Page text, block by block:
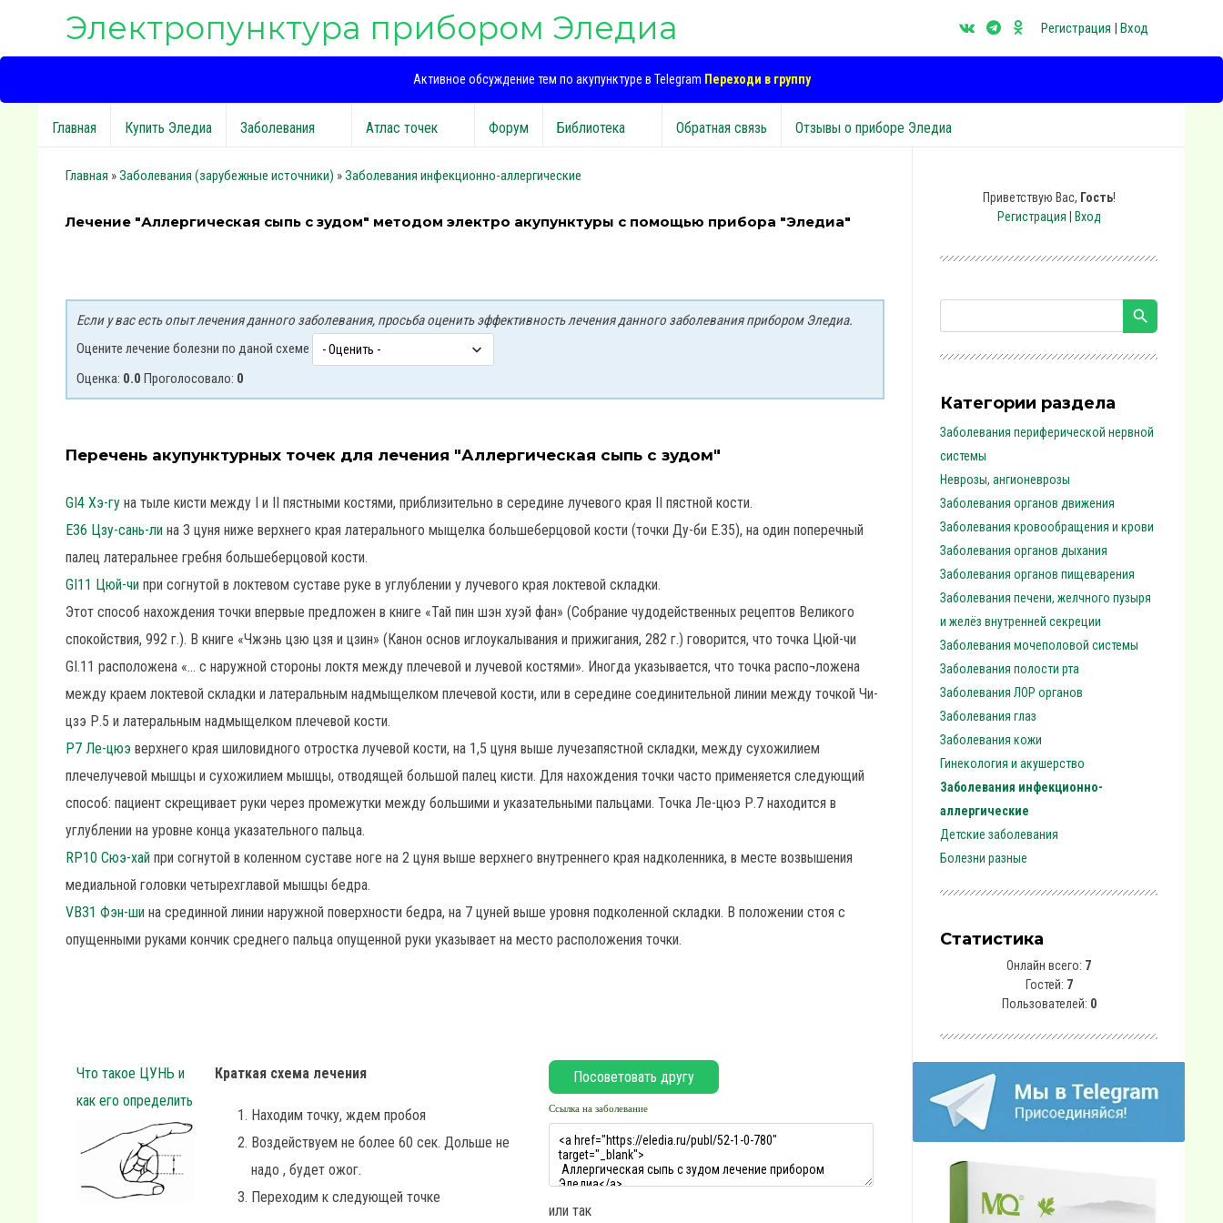
Электропунктура прибором Эледиа Регистрация | Вход
Активное обсуждение тем по акупунктуре в Telegram Переходи в группу
Главная Купить Эледиа Заболевания Атлас точек Форум Библиотека Обратная связь Отзывы о приборе Эледиа
Главная »Заболевания (зарубежные источники) »Заболевания инфекционно-аллергические
Лечение "Аллергическая сыпь с зудом" методом электро акупунктуры с помощью прибора "Эледиа"
Если у вас есть опыт лечения данного заболевания, просьба оценить эффективность лечения данного заболевания прибором Эледиа.
Оцените лечение болезни по даной схеме
Оценка: 0.0 Проголосовало: 0
Перечень акупунктурных точек для лечения "Аллергическая сыпь с зудом"
GI4 Хэ-гу на тыле кисти между I и II пястными костями, приблизительно в середине лучевого края II пястной кости.
E36 Цзу-сань-ли на 3 цуня ниже верхнего края латерального мыщелка большеберцовой кости (точки Ду-би Е.35), на один поперечный
палец латеральнее гребня большеберцовой кости.
GI11 Цюй-чи при согнутой в локтевом суставе руке в углублении у лучевого края локтевой складки.
Этот способ нахождения точки впервые предложен в книге «Тай пин шэн хуэй фан» (Собрание чудодейственных рецептов Великого
спокойствия, 992 г.). В книге «Чжэнь цзю цзя и цзин» (Канон основ иглоукалывания и прижигания, 282 г.) говорится, что точка Цюй-чи
GI.11 расположена «... с наружной стороны локтя между плечевой и лучевой костями». Иногда указывается, что точка распо¬ложена
между краем локтевой складки и латеральным надмыщелком плечевой кости, или в середине соединительной линии между точкой Чи-
цзэ Р.5 и латеральным надмыщелком плечевой кости.
P7 Ле-цюэ верхнего края шиловидного отростка лучевой кости, на 1,5 цуня выше лучезапястной складки, между сухожилием
плечелучевой мышцы и сухожилием мышцы, отводящей большой палец кисти. Для нахождения точки часто применяется следующий
способ: пациент скрещивает руки через промежутки между большими и указательными пальцами. Точка Ле-цюэ Р.7 находится в
углублении на уровне конца указательного пальца.
RP10 Сюэ-хай при согнутой в коленном суставе ноге на 2 цуня выше верхнего внутреннего края надколенника, в месте возвышения
медиальной головки четырехглавой мышцы бедра.
VB31 Фэн-ши на срединной линии наружной поверхности бедра, на 7 цуней выше уровня подколенной складки. В положении стоя с
опущенными руками кончик среднего пальца опущенной руки указывает на место расположения точки.
Что такое ЦУНЬ и
как его определить
Краткая схема лечения
Находим точку, ждем пробоя
Воздействуем не более 60 сек. Дольше не
надо , будет ожог.
Переходим к следующей точке
Ссылка на заболевание
или так
Приветствую Вас, Гость!
Регистрация
Вход
Категории раздела
Заболевания периферической нервной
системы
Неврозы, ангионеврозы
Заболевания органов движения
Заболевания кровообращения и крови
Заболевания органов дыхания
Заболевания органов пищеварения
Заболевания печени, желчного пузыря
и желёз внутренней секреции
Заболевания мочеполовой системы
Заболевания полости рта
Заболевания ЛОР органов
Заболевания глаз
Заболевания кожи
Гинекология и акушерство
Заболевания инфекционно-
аллергические
Детские заболевания
Болезни разные
Статистика
Онлайн всего: 7
Гостей: 7
Пользователей: 0